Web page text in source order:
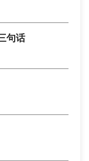
句话